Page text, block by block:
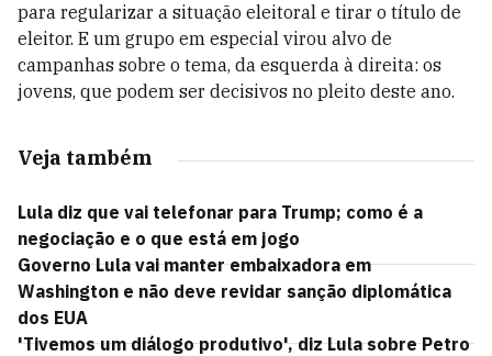
para regularizar a situação eleitoral e tirar o título de
eleitor. E um grupo em especial virou alvo de
campanhas sobre o tema, da esquerda à direita: os
jovens, que podem ser decisivos no pleito deste ano.
Veja também
Lula diz que vai telefonar para Trump; como é a
negociação e o que está em jogo
Governo Lula vai manter embaixadora em
Washington e não deve revidar sanção diplomática
dos EUA
'Tivemos um diálogo produtivo', diz Lula sobre Petro